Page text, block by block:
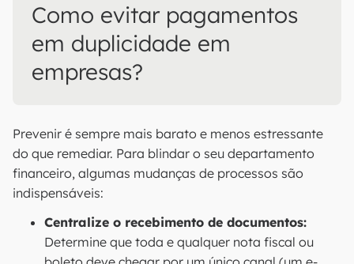
Como evitar pagamentos
em duplicidade em
empresas?
Prevenir é sempre mais barato e menos estressante
do que remediar. Para blindar o seu departamento
financeiro, algumas mudanças de processos são
indispensáveis:
Centralize o recebimento de documentos:
Determine que toda e qualquer nota fiscal ou